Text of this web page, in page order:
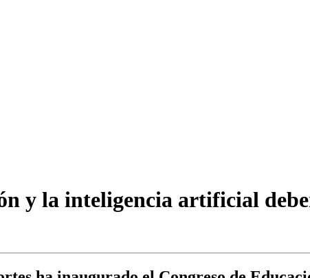
y la inteligencia artificial